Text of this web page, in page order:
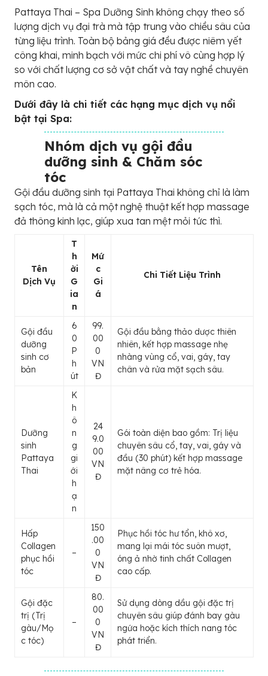
Pattaya Thai – Spa Dưỡng Sinh không chạy theo số
lượng dịch vụ đại trà mà tập trung vào chiều sâu của
từng liệu trình. Toàn bộ bảng giá đều được niêm yết
công khai, minh bạch với mức chi phí vô cùng hợp lý
so với chất lượng cơ sở vật chất và tay nghề chuyên
môn cao.
Dưới đây là chi tiết các hạng mục dịch vụ nổi
bật tại Spa:
Nhóm dịch vụ gội đầu
dưỡng sinh & Chăm sóc
tóc
Gội đầu dưỡng sinh tại Pattaya Thai không chỉ là làm
sạch tóc, mà là cả một nghệ thuật kết hợp massage
đả thông kinh lạc, giúp xua tan mệt mỏi tức thì.
Tên
Dịch Vụ
T
h
ời
G
ia
n
Mứ
c
Gi
á
Chi Tiết Liệu Trình
Gội đầu
dưỡng
sinh cơ
bản
6
0
P
h
út
99.
00
0
VN
Đ
Gội đầu bằng thảo dược thiên
nhiên, kết hợp massage nhẹ
nhàng vùng cổ, vai, gáy, tay
chân và rửa mặt sạch sâu.
Dưỡng
sinh
Pattaya
Thai
K
h
ô
n
g
gi
ới
h
ạ
n
24
9.0
00
VN
Đ
Gói toàn diện bao gồm: Trị liệu
chuyên sâu cổ, tay, vai, gáy và
đầu (30 phút) kết hợp massage
mặt nâng cơ trẻ hóa.
Hấp
Collagen
phục hồi
tóc
–
150
.00
0
VN
Đ
Phục hồi tóc hư tổn, khô xơ,
mang lại mái tóc suôn mượt,
óng ả nhờ tinh chất Collagen
cao cấp.
Gội đặc
trị (Trị
gàu/Mọ
c tóc)
–
80.
00
0
VN
Đ
Sử dụng dòng dầu gội đặc trị
chuyên sâu giúp đánh bay gàu
ngứa hoặc kích thích nang tóc
phát triển.